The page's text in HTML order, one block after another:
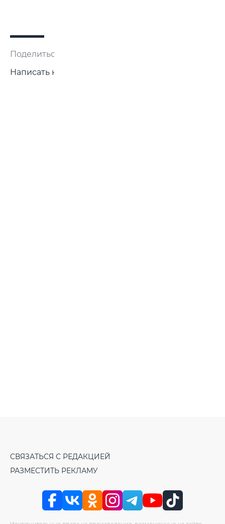
Поделиться:
Написать нам
СВЯЗАТЬСЯ С РЕДАКЦИЕЙ
РАЗМЕСТИТЬ РЕКЛАМУ